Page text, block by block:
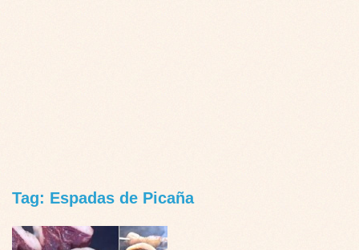
Tag: Espadas de Picaña